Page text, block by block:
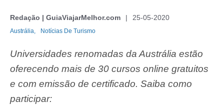
Redação | GuiaViajarMelhor.com 25-05-2020
Austrália, Notícias De Turismo
Universidades renomadas da Austrália estão
oferecendo mais de 30 cursos online gratuitos
e com emissão de certificado. Saiba como
participar: